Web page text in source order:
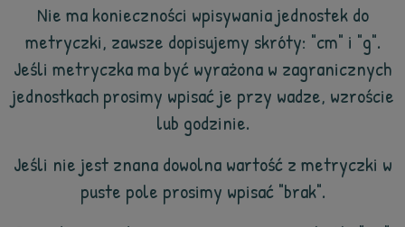
Nie ma konieczności wpisywania jednostek do
metryczki, zawsze dopisujemy skróty: "cm" i "g".
Jeśli metryczka ma być wyrażona w zagranicznych
jednostkach prosimy wpisać je przy wadze, wzroście
lub godzinie.
Jeśli nie jest znana dowolna wartość z metryczki w
puste pole prosimy wpisać "brak".